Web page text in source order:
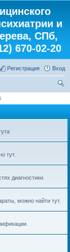
и
СПб,
670-02-20
Вход
Регистрация
тут.
диагностики.
можно найти тут.